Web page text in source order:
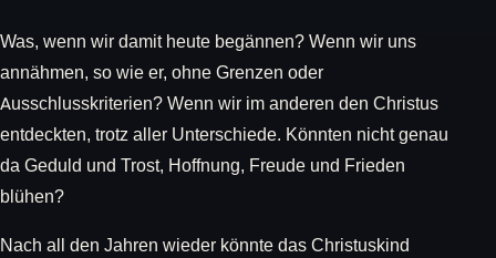
Was, wenn wir damit heute begännen? Wenn wir uns
annähmen, so wie er, ohne Grenzen oder
Ausschlusskriterien? Wenn wir im anderen den Christus
entdeckten, trotz aller Unterschiede. Könnten nicht genau
da Geduld und Trost, Hoffnung, Freude und Frieden
blühen?
Nach all den Jahren wieder könnte das Christuskind